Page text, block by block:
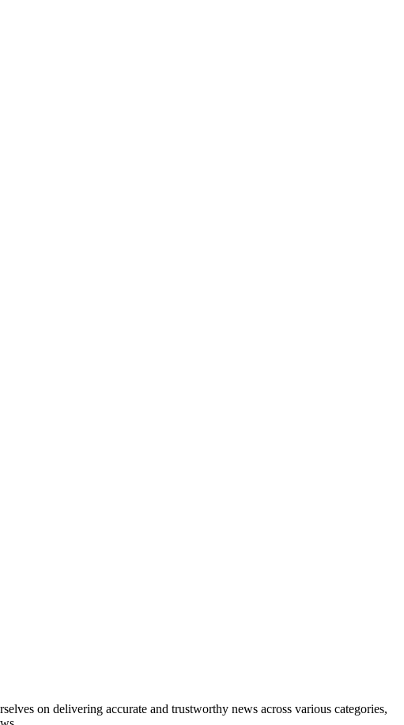
on delivering accurate and trustworthy news across various categories,